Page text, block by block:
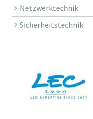
Netzwerktechnik
Sicherheitstechnik